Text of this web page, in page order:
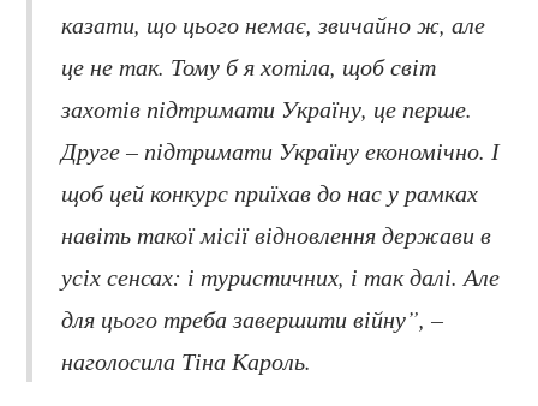
казати, що цього немає, звичайно ж, але
це не так. Тому б я хотіла, щоб світ
захотів підтримати Україну, це перше.
Друге – підтримати Україну економічно. І
щоб цей конкурс приїхав до нас у рамках
навіть такої місії відновлення держави в
усіх сенсах: і туристичних, і так далі. Але
для цього треба завершити війну”, –
наголосила Тіна Кароль.